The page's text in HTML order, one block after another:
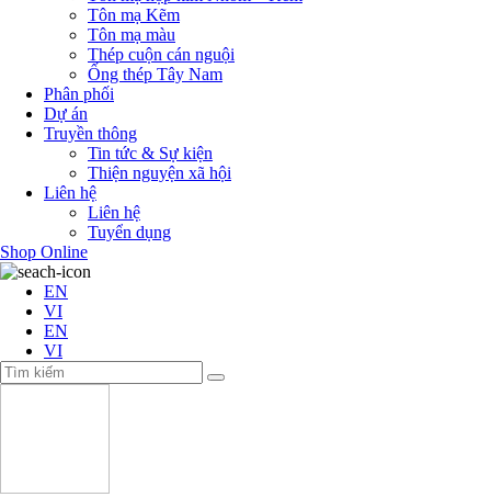
Tôn mạ Kẽm
Tôn mạ màu
Thép cuộn cán nguội
Ống thép Tây Nam
Phân phối
Dự án
Truyền thông
Tin tức & Sự kiện
Thiện nguyện xã hội
Liên hệ
Liên hệ
Tuyển dụng
Shop Online
EN
VI
EN
VI